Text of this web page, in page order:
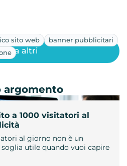
sito web
banner pubblicitari
a 1000 visitatori al
al giorno non è un
utile quando vuoi capire
altri
argomento